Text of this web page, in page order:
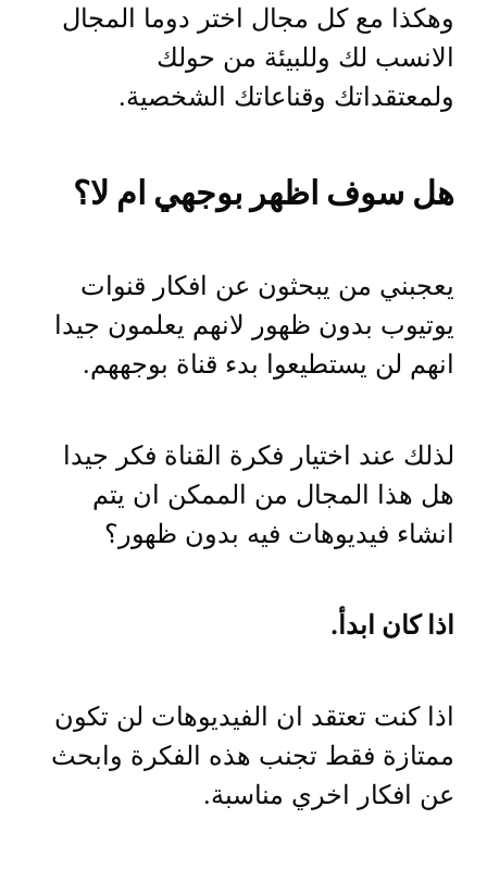
وهكذا مع كل مجال اختر دوما المجال
الانسب لك وللبيئة من حولك
ولمعتقداتك وقناعاتك الشخصية.
هل سوف اظهر بوجهي ام لا؟
يعجبني من يبحثون عن افكار قنوات
يوتيوب بدون ظهور لانهم يعلمون جيدا
انهم لن يستطيعوا بدء قناة بوجههم.
لذلك عند اختيار فكرة القناة فكر جيدا
هل هذا المجال من الممكن ان يتم
انشاء فيديوهات فيه بدون ظهور؟
اذا كان ابدأ.
اذا كنت تعتقد ان الفيديوهات لن تكون
ممتازة فقط تجنب هذه الفكرة وابحث
عن افكار اخري مناسبة.